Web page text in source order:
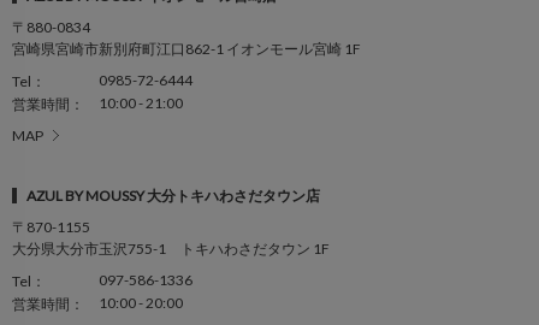
〒880-0834
宮崎県宮崎市新別府町江口862-1 イオンモール宮崎 1F
Tel：
0985-72-6444
営業時間：
10:00 - 21:00
MAP
AZUL BY MOUSSY 大分トキハわさだタウン店
〒870-1155
大分県大分市玉沢755-1 トキハわさだタウン 1F
Tel：
097-586-1336
営業時間：
10:00 - 20:00